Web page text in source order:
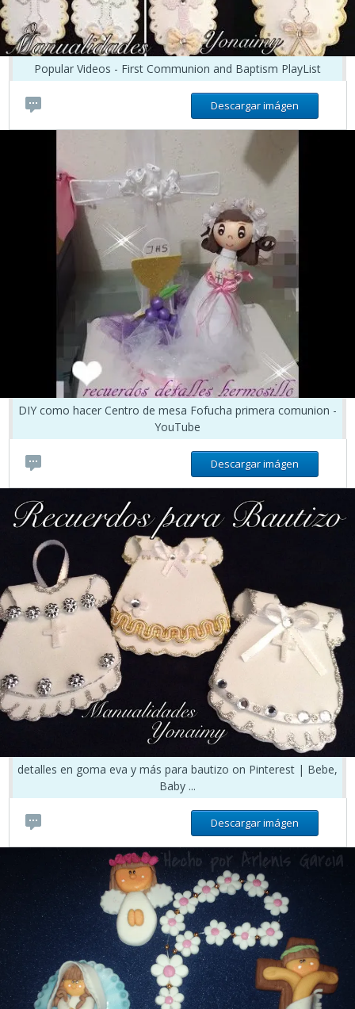
Popular Videos - First Communion and Baptism PlayList
Descargar imágen
DIY como hacer Centro de mesa Fofucha primera comunion -
YouTube
Descargar imágen
detalles en goma eva y más para bautizo on Pinterest | Bebe,
Baby ...
Descargar imágen